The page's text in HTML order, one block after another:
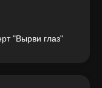
"Вырви глаз"